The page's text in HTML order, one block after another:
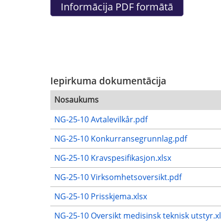
Iepirkuma dokumentācija
Nosaukums
NG-25-10 Avtalevilkår.pdf
NG-25-10 Konkurransegrunnlag.pdf
NG-25-10 Kravspesifikasjon.xlsx
NG-25-10 Virksomhetsoversikt.pdf
NG-25-10 Prisskjema.xlsx
NG-25-10 Oversikt medisinsk teknisk